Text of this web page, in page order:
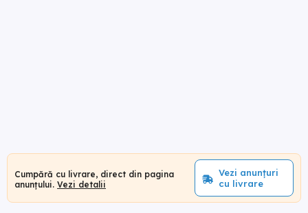
Cumpără cu livrare, direct din pagina
anunțului. Vezi detalii
Vezi anunțuri
cu livrare